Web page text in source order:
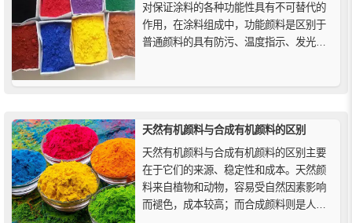
对保证涂料的各种功能性具有不可替代的
作用，在涂料组成中，功能颜料是区别于
普通颜料的具有防污、温度指示、发光、
天然有机颜料与合成有机颜料的区别
天然有机颜料与合成有机颜料的区别主要
在于它们的来源、稳定性和成本。天然颜
料来自植物和动物，容易受自然因素影响
而褪色，成本较高；而合成颜料则是人工